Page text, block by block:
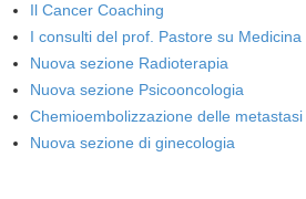
Il Cancer Coaching
I consulti del prof. Pastore su Medicina
Nuova sezione Radioterapia
Nuova sezione Psicooncologia
Chemioembolizzazione delle
Nuova sezione di ginecologia